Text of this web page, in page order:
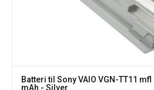
Batteri til Sony VAIO VGN-TT11
mAh - Silver